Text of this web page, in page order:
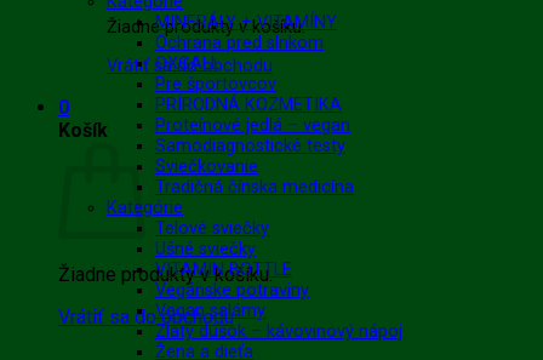
Žiadne produkty v košíku.
Vrátiť sa do obchodu
0
Košík
Žiadne produkty v košíku.
Vrátiť sa do obchodu
MINERÁLY + VITAMÍNY
Ochrana pred slnkom
OXGALL
Pre športovcov
PRÍRODNÁ KOZMETIKA
Proteínové jedlá – vegan
Samodiagnostické testy
Sviečkovanie
Tradičná čínska medicína
Kategórie
Telové sviečky
Ušné sviečky
VITAMIN BOTTLE
Vegánske potraviny
Vegan salámy
Zlatý dúšok – kávovinový nápoj
Žena a dieťa